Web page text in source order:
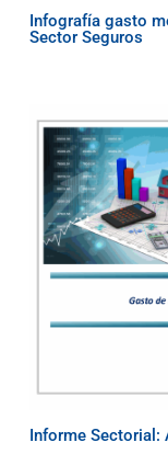
Infografía gasto
Sector Seguros
Informe Sectorial: